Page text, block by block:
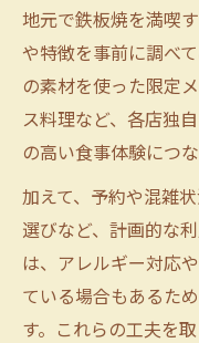
地元で鉄板焼を満喫
や特徴を事前に調べ
の素材を使った限定
ス料理など、各店独
の高い食事体験につな
加えて、予約や混雑
選びなど、計画的な
は、アレルギー対応
ている場合もあるた
す。これらの工夫を